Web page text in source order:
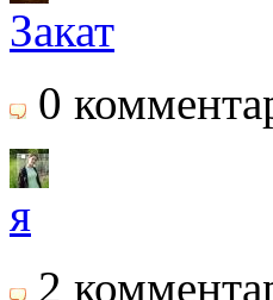
Закат
0
я
2